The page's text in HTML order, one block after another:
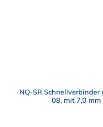
NQ-SR
08, mit 7,0 mm